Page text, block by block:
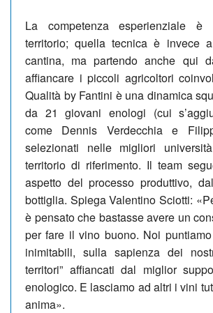
La competenza esperienziale
territorio; quella tecnica è invece
cantina, ma partendo anche qui
affiancare i piccoli agricoltori
Qualità by Fantini è una dinamica
da 21 giovani enologi (cui
come Dennis Verdecchia e
selezionati nelle migliori
territorio di riferimento. Il team
aspetto del processo produttivo,
bottiglia. Spiega Valentino Sciotti:
è pensato che bastasse avere un
per fare il vino buono. Noi
inimitabili, sulla sapienza dei
territori” affiancati dal miglior
enologico. E lasciamo ad altri i vini
anima».